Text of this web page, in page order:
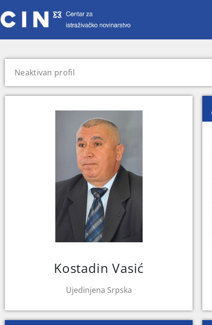
Neaktivan profil
Kostadin Vasić
Ujedinjena Srpska